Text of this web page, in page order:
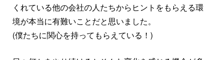
くれている他の会社の人たちからヒントをもらえる環
境が本当に有難いことだと思いました。
(僕たちに関心を持ってもらえている！)